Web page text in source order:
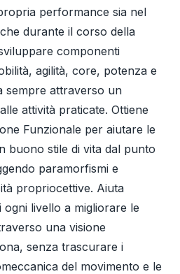
performance sia nel
durante il corso della
componenti
agilità, core, potenza e
sempre attraverso un
attività praticate. Ottiene
Funzionale per aiutare le
buono stile di vita dal punto
paramorfismi e
propriocettive. Aiuta
ogni livello a migliorare le
una visione
senza trascurare i
del movimento e le